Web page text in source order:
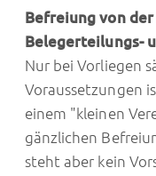
Befreiung von
Belegerteilungs-
Nur bei Vorliegen
Voraussetzungen
einem "kleinen
gänzlichen
steht aber kein